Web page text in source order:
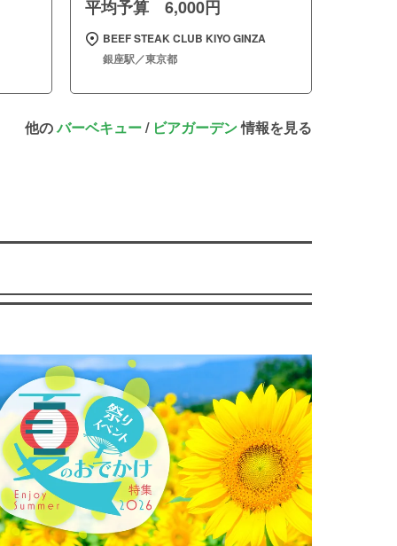
平均予算 6,000円
BEEF STEAK CLUB KIYO GINZA
銀座駅／東京都
他のバーベキュー/ ビアガーデン情報を見る